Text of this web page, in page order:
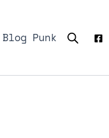
Blog Punk